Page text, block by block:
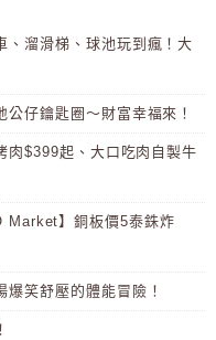
、溜滑梯、球池玩到瘋！大
仔鑰匙圈～財富幸福來！
肉$399起、大口吃肉自製牛
Market】銅板價5泰銖炸
笑舒壓的體能冒險！